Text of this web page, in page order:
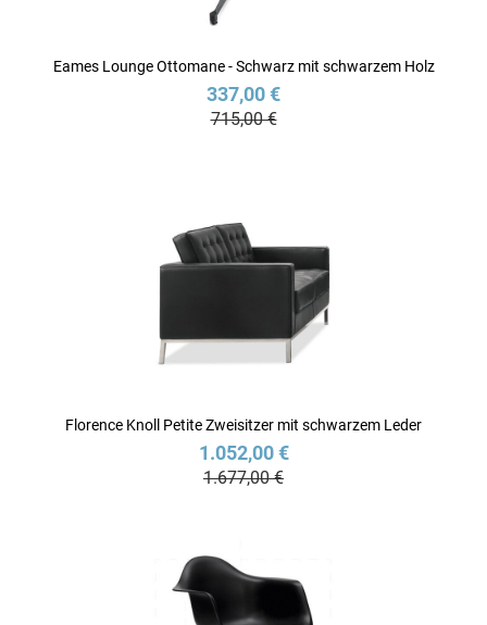
Eames Lounge Ottomane - Schwarz mit schwarzem Holz
337,00 €
715,00 €
Florence Knoll Petite Zweisitzer mit schwarzem Leder
1.052,00 €
1.677,00 €